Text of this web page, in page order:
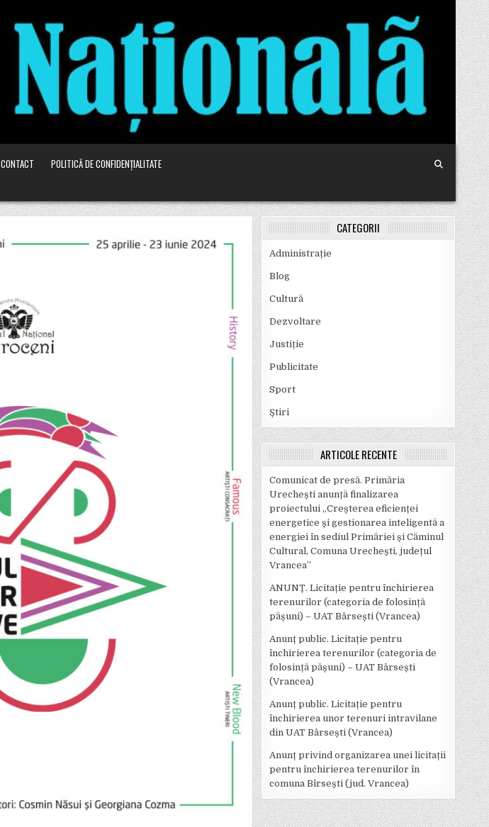
CONTACT POLITICĂ DE CONFIDENȚIALITATE
CATEGORII
Administrație
Blog
Cultură
Dezvoltare
Justiție
Publicitate
Sport
Știri
ARTICOLE RECENTE
Comunicat de presă. Primăria
Urechești anunță finalizarea
proiectului „Creșterea eficienței
energetice și gestionarea inteligentă a
energiei în sediul Primăriei și Căminul
Cultural, Comuna Urechești, județul
Vrancea”
ANUNȚ. Licitație pentru închirierea
terenurilor (categoria de folosință
pășuni) – UAT Bârsești (Vrancea)
Anunț public. Licitație pentru
închirierea terenurilor (categoria de
folosință pășuni) – UAT Bârsești
(Vrancea)
Anunț public. Licitație pentru
închirierea unor terenuri intravilane
din UAT Bârsești (Vrancea)
Anunț privind organizarea unei licitații
pentru închirierea terenurilor în
comuna Bîrsești (jud. Vrancea)